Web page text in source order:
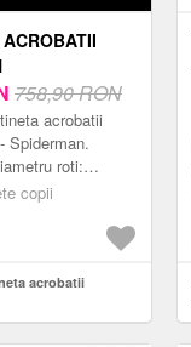
758,90 RON
acrobatii
Spiderman.
roti:
roti: ABEC
copii
acrobatii